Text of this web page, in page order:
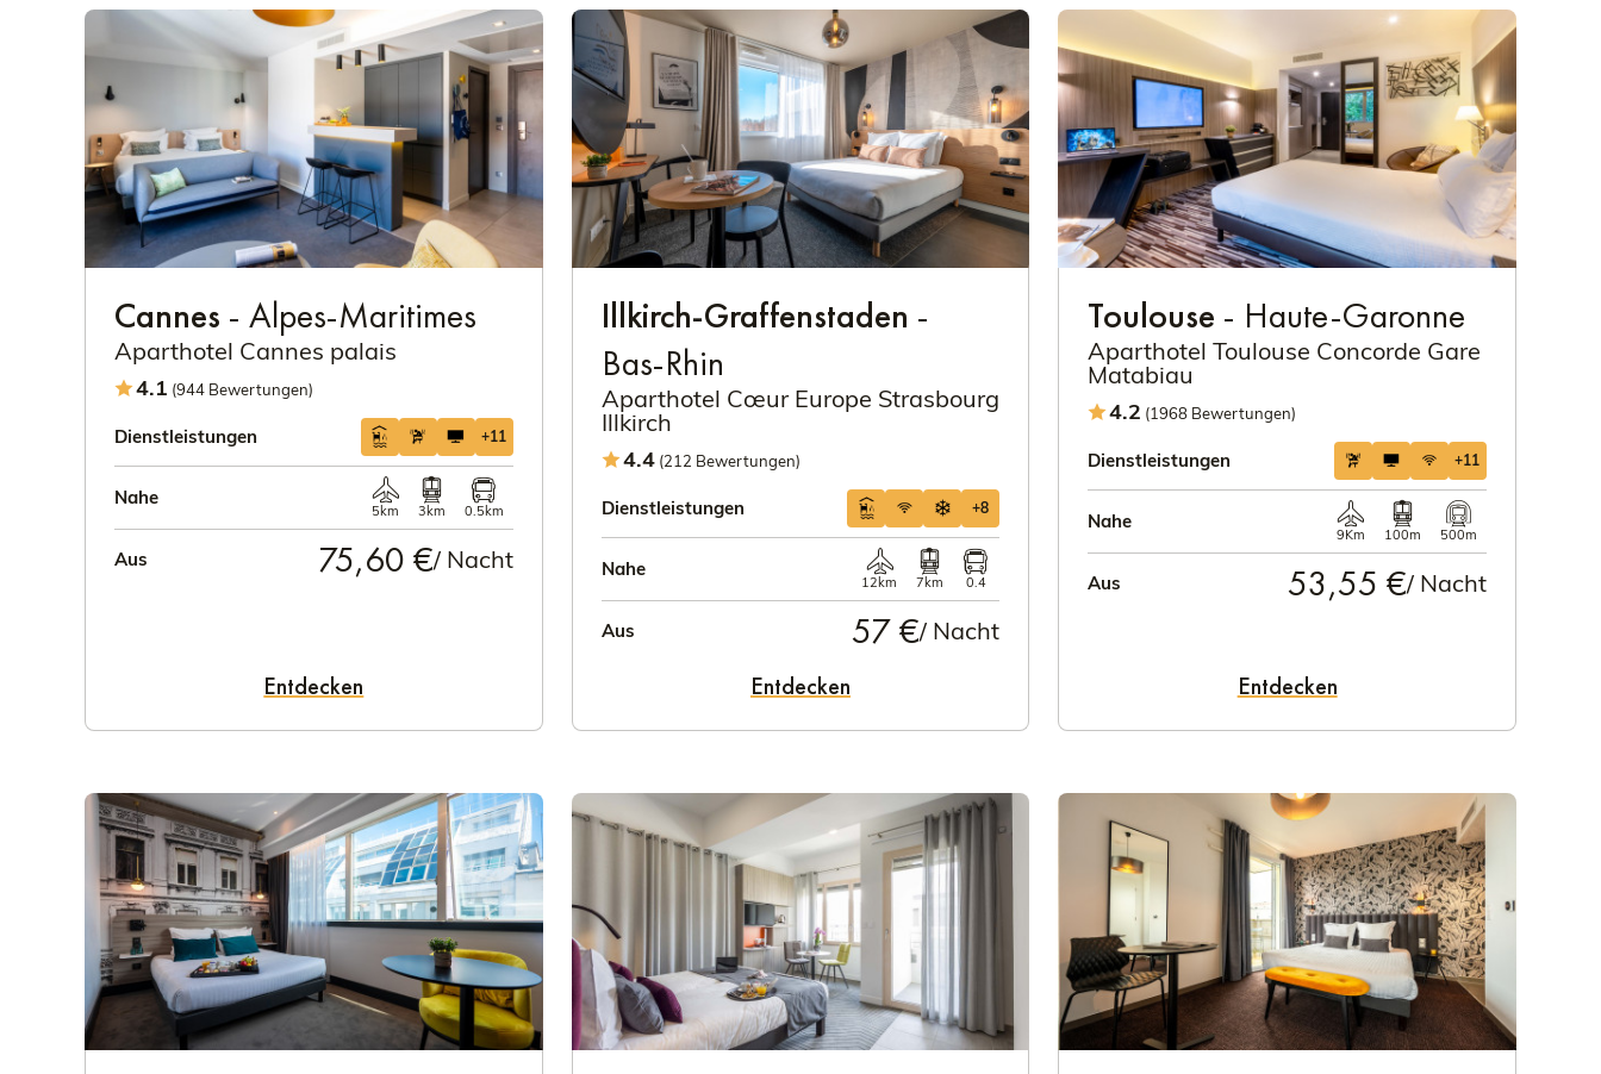
Cannes - Alpes-Maritimes
Aparthotel Cannes palais
4.1 (944 Bewertungen)
Dienstleistungen +11
Nahe
5km 3km 0.5km
Aus 75,60 €/ Nacht
Entdecken
Illkirch-Graffenstaden -
Bas-Rhin
Aparthotel Cœur Europe Strasbourg
Illkirch
4.4(212 Bewertungen)
Dienstleistungen +8
Nahe
12km 7km 0.4
Aus 57 €/ Nacht
Entdecken
Toulouse - Haute-Garonne
Aparthotel Toulouse Concorde Gare
Matabiau
4.2 (1968 Bewertungen)
Dienstleistungen +11
Nahe
9Km 100m 500m
Aus 53,55 €/ Nacht
Entdecken